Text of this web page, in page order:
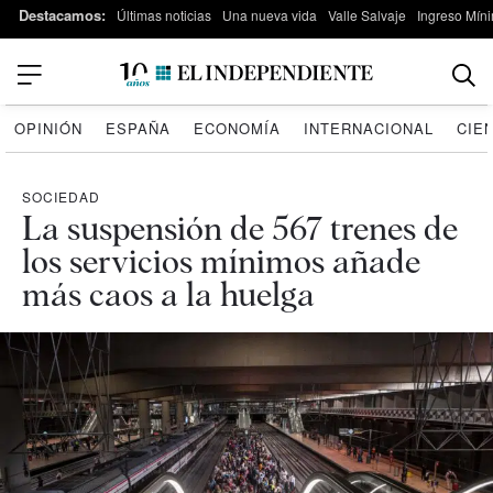
Destacamos: Últimas noticias Una nueva vida Valle Salvaje Ingreso
OPINIÓN ESPAÑA ECONOMÍA INTERNACIONAL
SOCIEDAD
La suspensión de 567 trenes de
los servicios mínimos añade
más caos a la huelga